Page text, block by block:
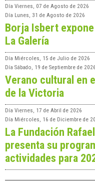
Día Viernes, 07 de Agosto de 2026
Día Lunes, 31 de Agosto de 2026
Borja Isbert
La Galería
Día Miércoles, 15 de Julio de 2026
Día Sábado, 19 de Septiembre de 2026
Verano cultural en
de la Victoria
Día Viernes, 17 de Abril de 2026
Día Miércoles, 16 de Diciembre de
La Fundación
presenta su
actividades para